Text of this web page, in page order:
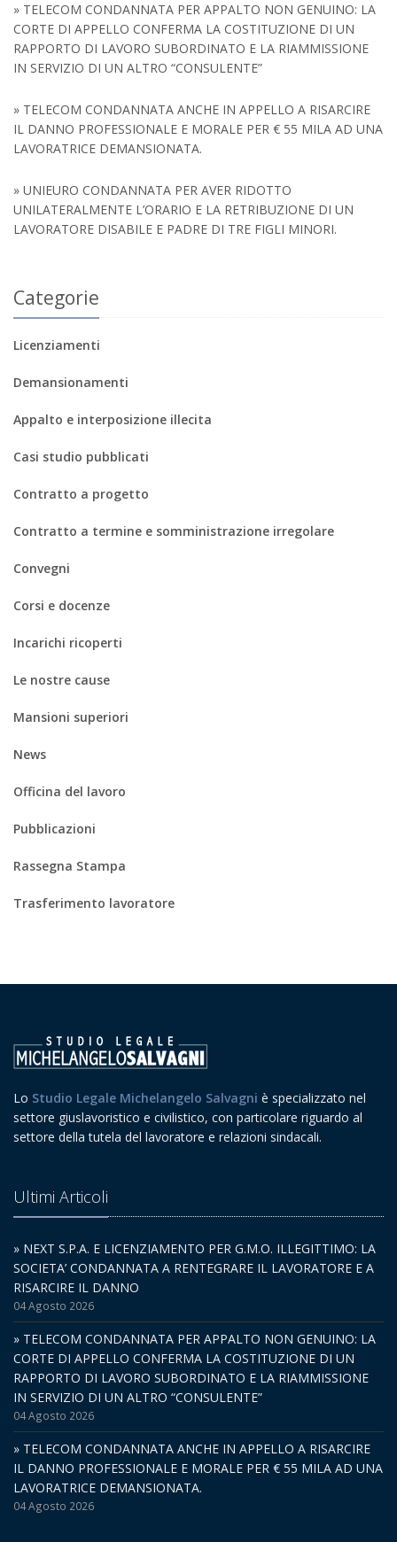
» TELECOM CONDANNATA PER APPALTO NON GENUINO: LA
CORTE DI APPELLO CONFERMA LA COSTITUZIONE DI UN
RAPPORTO DI LAVORO SUBORDINATO E LA RIAMMISSIONE
IN SERVIZIO DI UN ALTRO “CONSULENTE”
» TELECOM CONDANNATA ANCHE IN APPELLO A RISARCIRE
IL DANNO PROFESSIONALE E MORALE PER € 55 MILA AD UNA
LAVORATRICE DEMANSIONATA.
» UNIEURO CONDANNATA PER AVER RIDOTTO
UNILATERALMENTE L’ORARIO E LA RETRIBUZIONE DI UN
LAVORATORE DISABILE E PADRE DI TRE FIGLI MINORI.
Categorie
Licenziamenti
Demansionamenti
Appalto e interposizione illecita
Casi studio pubblicati
Contratto a progetto
Contratto a termine e somministrazione irregolare
Convegni
Corsi e docenze
Incarichi ricoperti
Le nostre cause
Mansioni superiori
News
Officina del lavoro
Pubblicazioni
Rassegna Stampa
Trasferimento lavoratore
Lo Studio Legale Michelangelo Salvagni è specializzato nel
settore giuslavoristico e civilistico, con particolare riguardo al
settore della tutela del lavoratore e relazioni sindacali.
Ultimi Articoli
» NEXT S.P.A. E LICENZIAMENTO PER G.M.O. ILLEGITTIMO: LA
SOCIETA’ CONDANNATA A RENTEGRARE IL LAVORATORE E A
RISARCIRE IL DANNO
04 Agosto 2026
» TELECOM CONDANNATA PER APPALTO NON GENUINO: LA
CORTE DI APPELLO CONFERMA LA COSTITUZIONE DI UN
RAPPORTO DI LAVORO SUBORDINATO E LA RIAMMISSIONE
IN SERVIZIO DI UN ALTRO “CONSULENTE”
04 Agosto 2026
» TELECOM CONDANNATA ANCHE IN APPELLO A RISARCIRE
IL DANNO PROFESSIONALE E MORALE PER € 55 MILA AD UNA
LAVORATRICE DEMANSIONATA.
04 Agosto 2026